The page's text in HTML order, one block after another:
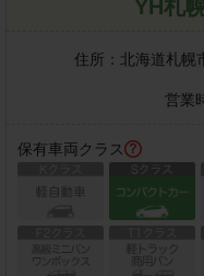
YH札
住所： 北海道札幌
営業
保有車両クラス